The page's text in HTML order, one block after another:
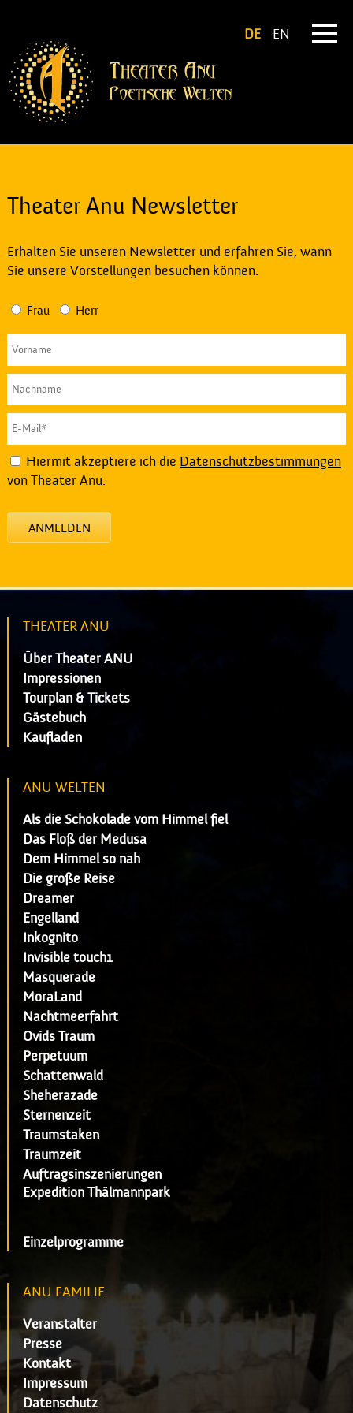
DE EN
Theater Anu Newsletter
Erhalten Sie unseren Newsletter und erfahren Sie, wann
Sie unsere Vorstellungen besuchen können.
Frau Herr
Hiermit akzeptiere ich die Datenschutzbestimmungen
von Theater Anu.
ANMELDEN
THEATER ANU
Über Theater ANU
Impressionen
Tourplan & Tickets
Gästebuch
Kaufladen
ANU WELTEN
Als die Schokolade vom Himmel fiel
Das Floß der Medusa
Dem Himmel so nah
Die große Reise
Dreamer
Engelland
Inkognito
Invisible touch1
Masquerade
MoraLand
Nachtmeerfahrt
Ovids Traum
Perpetuum
Schattenwald
Sheherazade
Sternenzeit
Traumstaken
Traumzeit
Auftragsinszenierungen
Expedition Thälmannpark
Einzelprogramme
ANU FAMILIE
Veranstalter
Presse
Kontakt
Impressum
Datenschutz